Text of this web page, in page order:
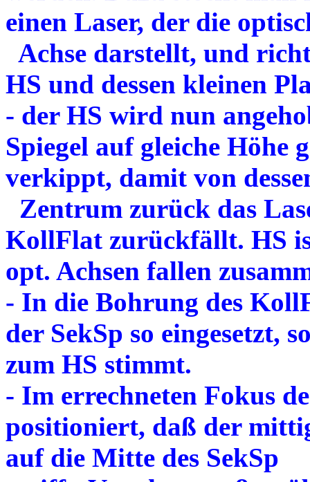
einen Laser, der die
Achse darstellt, und
HS und dessen kleinen
- der HS wird nun
Spiegel auf gleiche Höhe
verkippt, damit von
Zentrum zurück das
KollFlat zurückfällt. HS
opt. Achsen fallen
- In die Bohrung des
der SekSp so eingesetzt,
zum HS stimmt.
- Im errechneten Fokus
positioniert, daß der
auf die Mitte des SekSp